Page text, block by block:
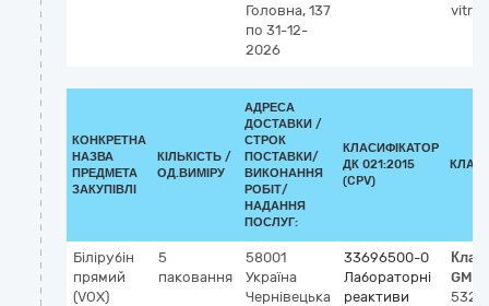
Головна, 137
по 31-12-
2026
КОНКРЕТНА
НАЗВА
ПРЕДМЕТА
ЗАКУПІВЛІ
КІЛЬКІСТЬ /
ОД.ВИМІРУ
АДРЕСА
ДОСТАВКИ /
СТРОК
ПОСТАВКИ/
ВИКОНАННЯ
РОБІТ/
НАДАННЯ
ПОСЛУГ:
КЛАСИФІКАТОР
ДК 021:2015
(CPV)
Білірубін
прямий
(VOX)
5
паковання
58001
Україна
Чернівецька
33696500-0
Лабораторні
реактиви